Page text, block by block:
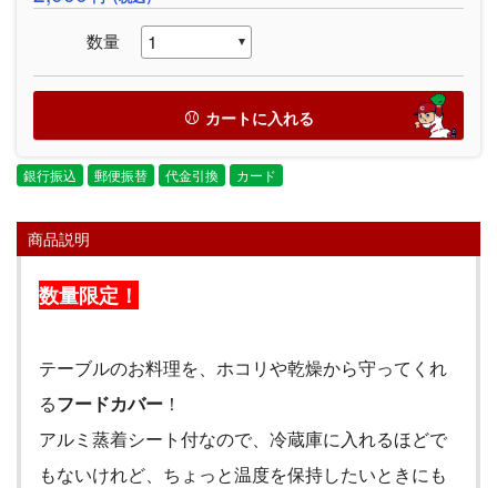
数量
カートに入れる
銀行振込 郵便振替 代金引換 カード
商品説明
数量限定！
テーブルのお料理を、ホコリや乾燥から守ってくれ
るフードカバー ！
アルミ蒸着シート付なので、冷蔵庫に入れるほどで
もないけれど、ちょっと温度を保持したいときにも